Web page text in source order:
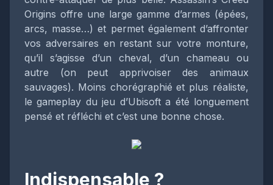
Origins offre une large gamme d’armes (épées,
arcs, masse…) et permet également d’affronter
vos adversaires en restant sur votre monture,
qu’il s’agisse d’un cheval, d’un chameau ou
autre (on peut apprivoiser des animaux
sauvages). Moins chorégraphié et plus réaliste,
le gameplay du jeu d’Ubisoft a été longuement
pensé et réfléchi et c’est une bonne chose.
Indispensable ?